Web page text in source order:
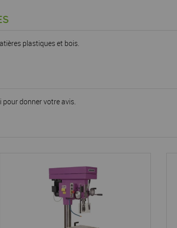
plastiques et bois.
pour donner votre avis.